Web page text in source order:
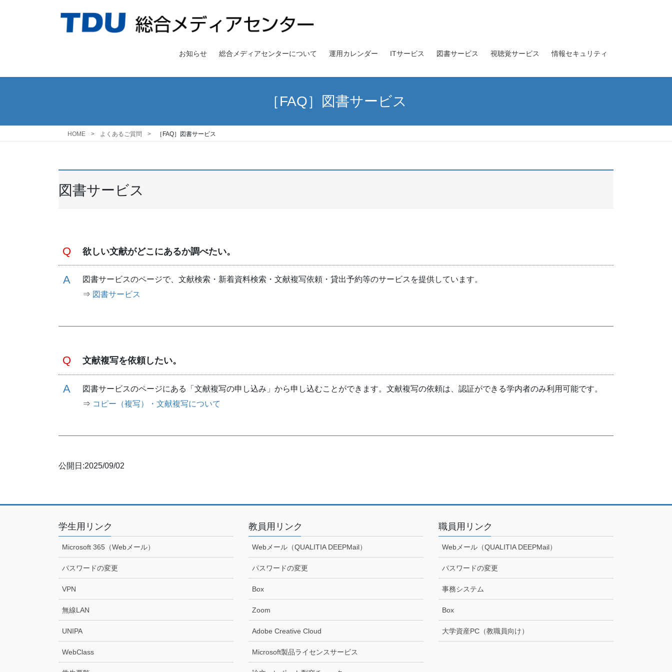
ス
ン
お知らせ 総合メディアセンターについて 運用カレンダー ITサービス 図書サービス 視聴覚サービス 情報セキュリティ
［FAQ］図書サービス
HOME よくあるご質問 ［FAQ］図書サービス
図書サービス
欲しい文献がどこにあるか調べたい。
図書サービスのページで、文献検索・新着資料検索・文献複写依頼・貸出予約等のサービスを提供しています。
⇒ 図書サービス
文献複写を依頼したい。
図書サービスのページにある「文献複写の申し込み」から申し込むことができます。文献複写の依頼は、認証ができる学内者のみ利用可能です。
⇒ コピー（複写）・文献複写について
公開日:2025/09/02
学生用リンク
Microsoft 365（Webメール）
パスワードの変更
VPN
無線LAN
UNIPA
WebClass
教員用リンク
Webメール（QUALITIA DEEPMail）
パスワードの変更
Box
Zoom
Adobe Creative Cloud
Microsoft製品ライセンスサービス
職員用リンク
Webメール（QUALITIA DEEPMail）
パスワードの変更
事務システム
Box
大学資産PC（教職員向け）